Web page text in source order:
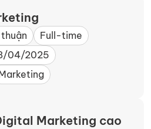
Full-time
04/2025
Marketing cao